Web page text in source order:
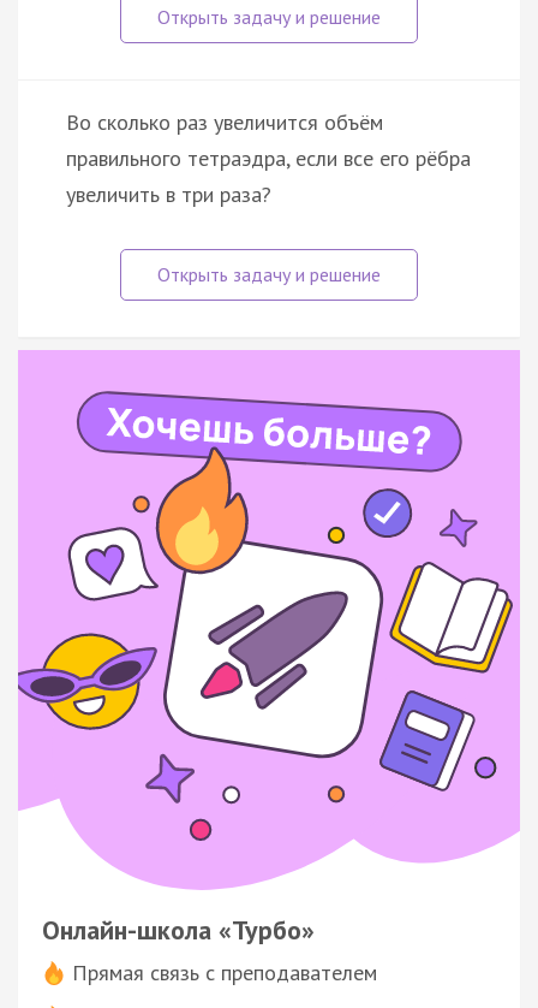
Во сколько раз увеличится объём
правильного тетраэдра, если все его рёбра
увеличить в три раза?
Онлайн-школа «Турбо»
Прямая связь с преподавателем